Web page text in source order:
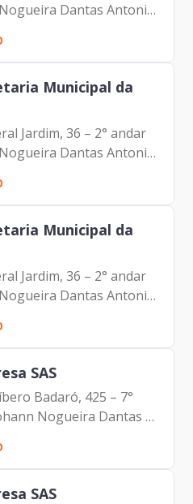
Dantas Antonio
Filho Edson
Municipal da
Jardim, 36 – 2° andar
Dantas Antonio
Filho Edson
Municipal da
Jardim, 36 – 2° andar
Dantas Antonio
Filho Edson
SAS
Badaró, 425 – 7°
Nogueira Dantas –
- SAS Maurício
SAS